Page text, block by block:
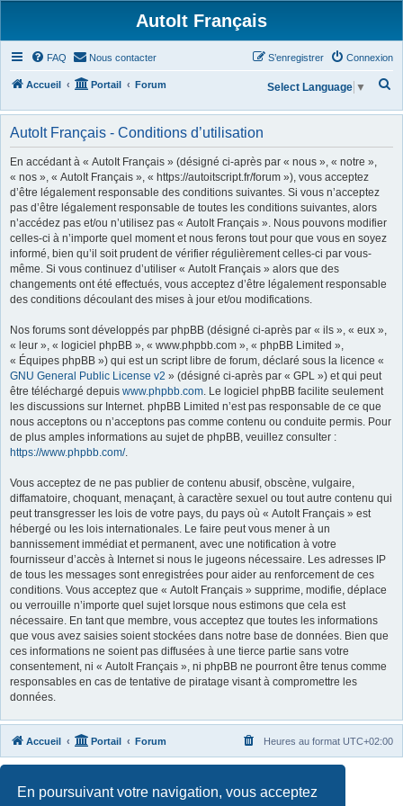
En poursuivant votre navigation, vous acceptez
AutoIt Français
FAQ Nous contacter Connexion
S’enregistrer
Accueil Portail Forum
h
Select Language ▼
AutoIt Français - Conditions d’utilisation
En accédant à « AutoIt Français » (désigné ci-après par « nous », « notre »,
« nos », « AutoIt Français », « https://autoitscript.fr/forum »), vous acceptez
d’être légalement responsable des conditions suivantes. Si vous n’acceptez
pas d’être légalement responsable de toutes les conditions suivantes, alors
n’accédez pas et/ou n’utilisez pas « AutoIt Français ». Nous pouvons modifier
celles-ci à n’importe quel moment et nous ferons tout pour que vous en soyez
informé, bien qu’il soit prudent de vérifier régulièrement celles-ci par vous-
même. Si vous continuez d’utiliser « AutoIt Français » alors que des
changements ont été effectués, vous acceptez d’être légalement responsable
des conditions découlant des mises à jour et/ou modifications.
Nos forums sont développés par phpBB (désigné ci-après par « ils », « eux »,
« leur », « logiciel phpBB », « www.phpbb.com », « phpBB Limited »,
« Équipes phpBB ») qui est un script libre de forum, déclaré sous la licence «
GNU General Public License v2 » (désigné ci-après par « GPL ») et qui peut
être téléchargé depuis www.phpbb.com. Le logiciel phpBB facilite seulement
les discussions sur Internet. phpBB Limited n’est pas responsable de ce que
nous acceptons ou n’acceptons pas comme contenu ou conduite permis. Pour
de plus amples informations au sujet de phpBB, veuillez consulter :
https://www.phpbb.com/.
Vous acceptez de ne pas publier de contenu abusif, obscène, vulgaire,
diffamatoire, choquant, menaçant, à caractère sexuel ou tout autre contenu qui
peut transgresser les lois de votre pays, du pays où « AutoIt Français » est
hébergé ou les lois internationales. Le faire peut vous mener à un
bannissement immédiat et permanent, avec une notification à votre
fournisseur d’accès à Internet si nous le jugeons nécessaire. Les adresses IP
de tous les messages sont enregistrées pour aider au renforcement de ces
conditions. Vous acceptez que « AutoIt Français » supprime, modifie, déplace
ou verrouille n’importe quel sujet lorsque nous estimons que cela est
nécessaire. En tant que membre, vous acceptez que toutes les informations
que vous avez saisies soient stockées dans notre base de données. Bien que
ces informations ne soient pas diffusées à une tierce partie sans votre
consentement, ni « AutoIt Français », ni phpBB ne pourront être tenus comme
responsables en cas de tentative de piratage visant à compromettre les
données.
Accueil Portail Forum Heures au format UTC+02:00
Traduit parphpBB-fr.com